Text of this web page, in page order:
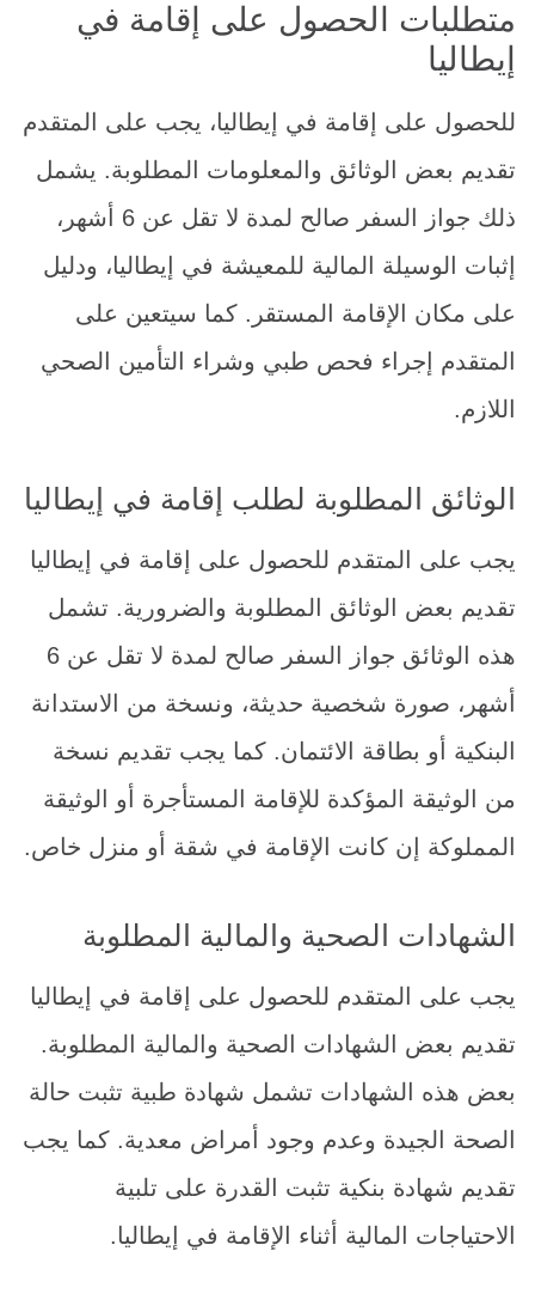
متطلبات الحصول على إقامة في
إيطاليا
للحصول على إقامة في إيطاليا، يجب على المتقدم
تقديم بعض الوثائق والمعلومات المطلوبة. يشمل
ذلك جواز السفر صالح لمدة لا تقل عن 6 أشهر،
إثبات الوسيلة المالية للمعيشة في إيطاليا، ودليل
على مكان الإقامة المستقر. كما سيتعين على
المتقدم إجراء فحص طبي وشراء التأمين الصحي
اللازم.
الوثائق المطلوبة لطلب إقامة في إيطاليا
يجب على المتقدم للحصول على إقامة في إيطاليا
تقديم بعض الوثائق المطلوبة والضرورية. تشمل
هذه الوثائق جواز السفر صالح لمدة لا تقل عن 6
أشهر، صورة شخصية حديثة، ونسخة من الاستدانة
البنكية أو بطاقة الائتمان. كما يجب تقديم نسخة
من الوثيقة المؤكدة للإقامة المستأجرة أو الوثيقة
المملوكة إن كانت الإقامة في شقة أو منزل خاص.
الشهادات الصحية والمالية المطلوبة
يجب على المتقدم للحصول على إقامة في إيطاليا
تقديم بعض الشهادات الصحية والمالية المطلوبة.
بعض هذه الشهادات تشمل شهادة طبية تثبت حالة
الصحة الجيدة وعدم وجود أمراض معدية. كما يجب
تقديم شهادة بنكية تثبت القدرة على تلبية
الاحتياجات المالية أثناء الإقامة في إيطاليا.